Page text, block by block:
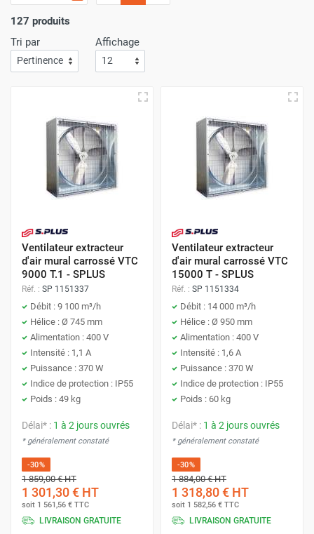
un brassage et une extraction d’air chaud, de fumées, de
produits de combustion, d’humidité ou de poussière. Optez
pour leventilateur hélicoide
127 produits
Tri par
Affichage
Ventilateur extracteur
d'air mural carrossé VTC
9000 T.1 - SPLUS
Réf. : SP 1151337
Débit : 9 100 m³/h
Hélice : Ø 745 mm
Alimentation : 400 V
Intensité : 1,1 A
Puissance : 370 W
Indice de protection : IP55
Poids : 49 kg
Délai* : 1 à 2 jours ouvrés
* généralement constaté
-30%
1 859,00 €HT
1 301,30 € HT
soit 1 561,56 € TTC
LIVRAISON GRATUITE
Ventilateur extracteur
d'air mural carrossé VTC
15000 T - SPLUS
Réf. : SP 1151334
Débit : 14 000 m³/h
Hélice : Ø 950 mm
Alimentation : 400 V
Intensité : 1,6 A
Puissance : 370 W
Indice de protection : IP55
Poids : 60 kg
Délai* : 1 à 2 jours ouvrés
* généralement constaté
-30%
1 884,00 €HT
1 318,80 € HT
soit 1 582,56 € TTC
LIVRAISON GRATUITE